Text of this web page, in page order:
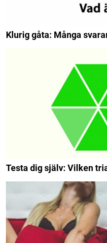
Klurig gåta: Många
Testa dig själv: Vilken